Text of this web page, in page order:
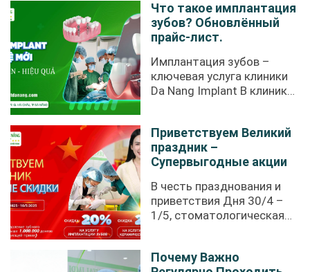
Что такое имплантация
зубов? Обновлённый
прайс-лист.
Имплантация зубов –
ключевая услуга клиники
Da Nang Implant В клинике
Приветствуем Великий
праздник –
Супервыгодные акции
В честь празднования и
приветствия Дня 30/4 –
1/5, стоматологическая
Почему Важно